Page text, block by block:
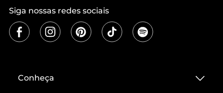
Siga nossas redes sociais
Conheça